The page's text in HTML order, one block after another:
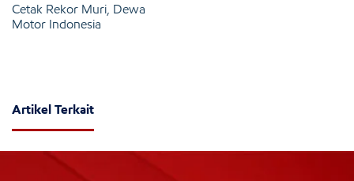
Cetak Rekor Muri, Dewa
Motor Indonesia
Artikel Terkait